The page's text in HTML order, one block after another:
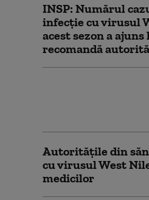
INSP: Numărul
infecţie cu virusul
acest sezon a ajuns
recomandă
Autoritățile din
cu virusul West
medicilor